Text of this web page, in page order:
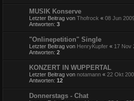
MUSIK Konserve
Letzter Beitrag von Thofrock « 08 Jun
Antworten: 3
"Onlinepetition" Single
Letzter Beitrag von HenryKupfer « 17 Nov
Antworten: 2
KONZERT IN WUPPERTAL
Letzter Beitrag von notamann « 22 Okt
Antworten: 12
Donnerstags - Chat